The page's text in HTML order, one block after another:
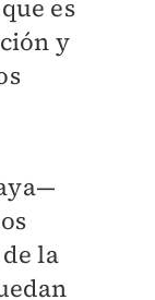
es
y
la